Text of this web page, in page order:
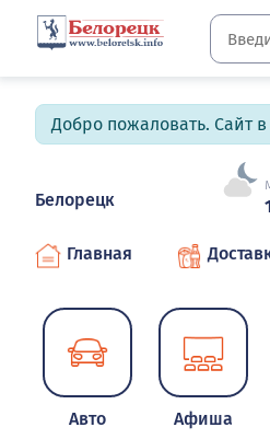
Добро пожаловать. Сайт
Белорецк
Главная
Авто Афиша